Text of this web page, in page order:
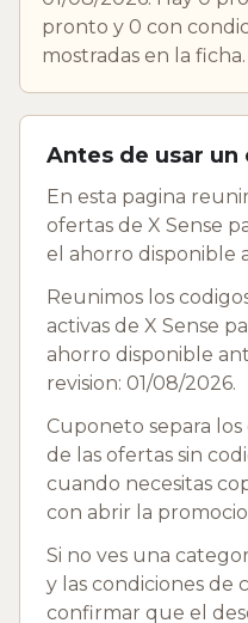
pronto y 0 con
mostradas en la ficha.
Antes de usar un
En esta pagina
ofertas de X Sense
el ahorro disponible
Reunimos los
activas de X Sense
ahorro disponible
revision: 01/08/2026.
Cuponeto separa
de las ofertas sin
cuando necesitas
con abrir la
Si no ves una
y las condiciones de
confirmar que el